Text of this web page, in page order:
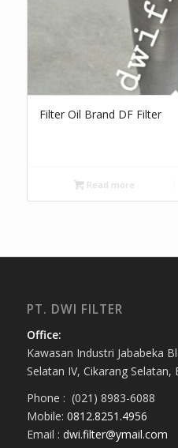
Filter Oil Brand DF Filter
Read more
PT. DWI FILTER
Office:
Kawasan Industri Jababeka
Selatan IV, Cikarang
Phone : (021) 8983-6088
Mobile: 0812.8251.4956
Email : dwi.filter@ymail.com